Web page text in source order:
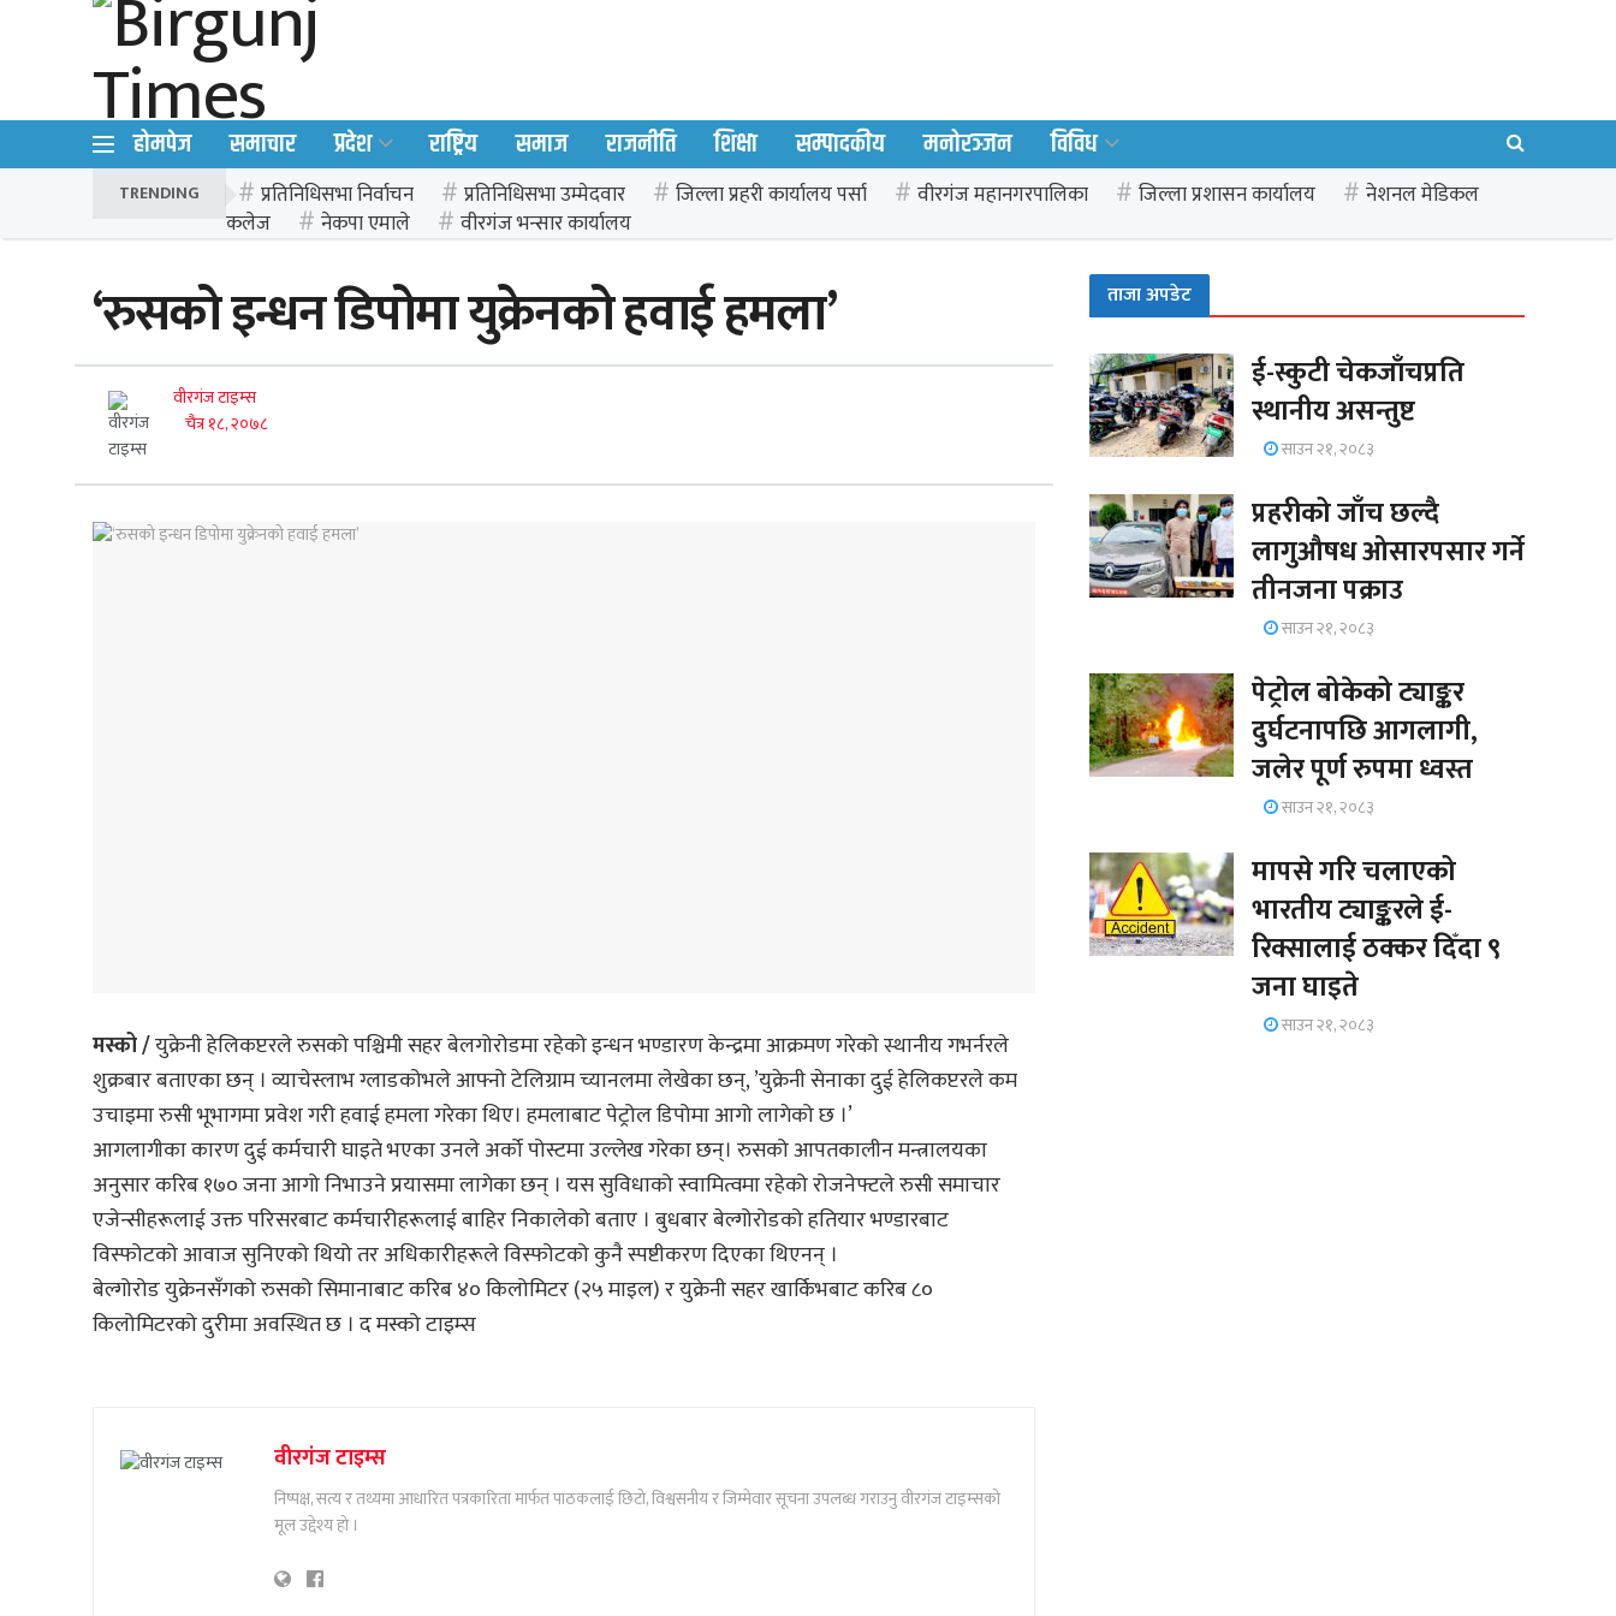
होमपेज समाचार प्रदेश राष्ट्रिय समाज राजनीति शिक्षा सम्पादकीय मनोरञ्जन विविध
TRENDING प्रतिनिधिसभा निर्वाचन प्रतिनिधिसभा उम्मेदवार जिल्ला प्रहरी कार्यालय पर्सा वीरगंज महानगरपालिका जिल्ला प्रशासन कार्यालय
नेशनल मेडिकल
कलेज
नेकपा एमाले वीरगंज भन्सार कार्यालय
‘रुसको इन्धन डिपोमा युक्रेनको हवाई हमला’
वीरगंज टाइम्स
चैत्र १८, २०७८
मस्को /युक्रेनी हेलिकप्टरले रुसको पश्चिमी सहर बेलगोरोडमा रहेको इन्धन भण्डारण केन्द्रमा आक्रमण गरेको स्थानीय गभर्नरले
शुक्रबार बताएका छन् । व्याचेस्लाभ ग्लाडकोभले आफ्नो टेलिग्राम च्यानलमा लेखेका छन्, ’युक्रेनी सेनाका दुई हेलिकप्टरले कम
उचाइमा रुसी भूभागमा प्रवेश गरी हवाई हमला गरेका थिए। हमलाबाट पेट्रोल डिपोमा आगो लागेको छ ।’
आगलागीका कारण दुई कर्मचारी घाइते भएका उनले अर्को पोस्टमा उल्लेख गरेका छन्। रुसको आपतकालीन मन्त्रालयका
अनुसार करिब १७० जना आगो निभाउने प्रयासमा लागेका छन् । यस सुविधाको स्वामित्वमा रहेको रोजनेफ्टले रुसी समाचार
एजेन्सीहरूलाई उक्त परिसरबाट कर्मचारीहरूलाई बाहिर निकालेको बताए । बुधबार बेल्गोरोडको हतियार भण्डारबाट
विस्फोटको आवाज सुनिएको थियो तर अधिकारीहरूले विस्फोटको कुनै स्पष्टीकरण दिएका थिएनन् ।
बेल्गोरोड युक्रेनसँगको रुसको सिमानाबाट करिब ४० किलोमिटर (२५ माइल) र युक्रेनी सहर खार्किभबाट करिब ८०
किलोमिटरको दुरीमा अवस्थित छ । द मस्को टाइम्स
वीरगंज टाइम्स
निष्पक्ष, सत्य र तथ्यमा आधारित पत्रकारिता मार्फत पाठकलाई छिटो, विश्वसनीय र जिम्मेवार सूचना उपलब्ध गराउनु वीरगंज टाइम्सको
मूल उद्देश्य हो ।
ताजा अपडेट
ई-स्कुटी चेकजाँचप्रति
स्थानीय असन्तुष्ट
साउन २१, २०८३
प्रहरीको जाँच छल्दै
लागुऔषध ओसारपसार गर्ने
तीनजना पक्राउ
साउन २१, २०८३
पेट्रोल बोकेको ट्याङ्कर
दुर्घटनापछि आगलागी,
जलेर पूर्ण रुपमा ध्वस्त
साउन २१, २०८३
मापसे गरि चलाएको
भारतीय ट्याङ्करले ई-
रिक्सालाई ठक्कर दिँदा ९
जना घाइते
साउन २१, २०८३